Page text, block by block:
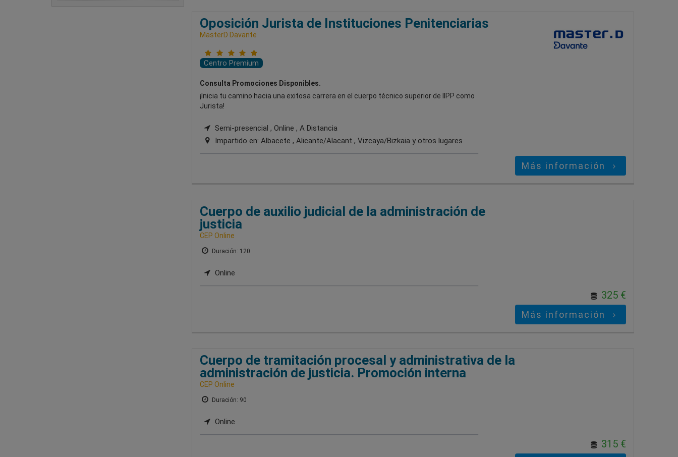
Oposición Jurista de Instituciones Penitenciarias
MasterD Davante
Centro Premium
Consulta Promociones Disponibles.
¡Inicia tu camino hacia una exitosa carrera en el cuerpo técnico superior de IIPP como
Jurista!
Semi-presencial , Online , A Distancia
Impartido en: Albacete , Alicante/Alacant , Vizcaya/Bizkaia y otros lugares
Más información
Cuerpo de auxilio judicial de la administración de
justicia
CEP Online
Duración: 120
Online
325 €
Más información
Cuerpo de tramitación procesal y administrativa de la
administración de justicia. Promoción interna
CEP Online
Duración: 90
Online
315 €